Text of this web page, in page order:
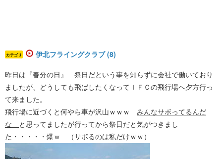
カテゴリ 伊北フライングクラブ (8)
昨日は『春分の日』 祭日だという事を知らずに会社で働いており
ましたが、どうしても飛ばしたくなってＩＦＣの飛行場へ夕方行っ
て来ました。
飛行場に近づくと何やら車が沢山ｗｗｗ みんなサボってるんだ
な
と思ってましたが行ってから祭日だと気がつきまし
た・・・・・爆ｗ （サボるのは私だけｗｗ）